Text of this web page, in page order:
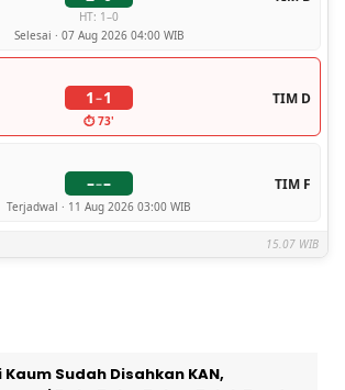
HT: 1–0
Selesai · 07 Aug 2026 04:00 WIB
1–1 TIM D
⏱ 73'
––– TIM F
Terjadwal · 11 Aug 2026 03:00 WIB
15.07 WIB
Kaum Sudah Disahkan KAN,